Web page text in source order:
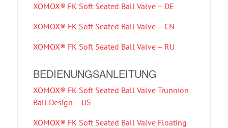
XOMOX® FK Soft Seated Ball Valve – DE
XOMOX® FK Soft Seated Ball Valve – CN
XOMOX® FK Soft Seated Ball Valve – RU
BEDIENUNGSANLEITUNG
XOMOX® FK Soft Seated Ball Valve Trunnion
Ball Design – US
XOMOX® FK Soft Seated Ball Valve Floating